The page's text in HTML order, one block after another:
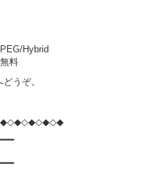
Hybrid
料
うぞ。